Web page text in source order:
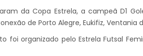
da Copa Estrela, a campeã D1
de Porto Alegre, Eukifiz, Ventania
foi organizado pelo Estrela Futsal